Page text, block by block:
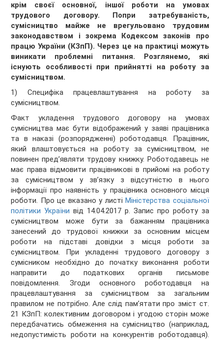
крім своєї основної, іншої роботи на умовах
трудового договору. Попри затребуваність,
сумісництво майже не врегульовано трудовим
законодавством і зокрема Кодексом законів про
працю України (КЗпП). Через це на практиці можуть
виникати проблемні питання. Розглянемо, які
існують особливості при прийнятті на роботу за
сумісництвом.
1) Специфіка працевлаштування на роботу за
сумісництвом.
Факт укладення трудового договору на умовах
сумісництва має бути відображений у заяві працівника
та в наказі (розпорядженні) роботодавця. Працівник,
який влаштовується на роботу за сумісництвом, не
повинен пред’являти трудову книжку. Роботодавець не
має права відмовити працівникові в прийомі на роботу
за сумісництвом у зв’язку з відсутністю в нього
інформації про наявність у працівника основного місця
роботи. Про це вказано у листі Міністерства соціальної
політики України від 14.04.2017 р. Запис про роботу за
сумісництвом може бути за бажанням працівника
занесений до трудової книжки за основним місцем
роботи на підставі довідки з місця роботи за
сумісництвом. При укладенні трудового договору з
сумісником необхідно до початку виконання роботи
направити до податкових органів письмове
повідомлення. Згоди основного роботодавця на
працевлаштування за сумісництвом за загальним
правилом не потрібно. Але слід пам’ятати про зміст ст.
21 КЗпП: колективним договором і угодою сторін може
передбачатись обмеження на сумісництво (наприклад,
недопустимість роботи на конкурентів роботодавця).